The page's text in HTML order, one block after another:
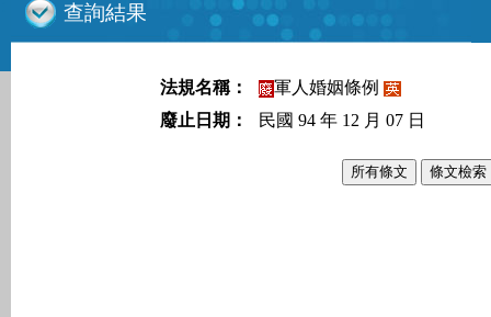
查詢結果
法規名稱：
軍人婚姻條例
廢止日期：
民國 94 年 12 月 07 日